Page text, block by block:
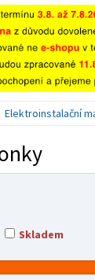
Elektroinstalační
Skladem